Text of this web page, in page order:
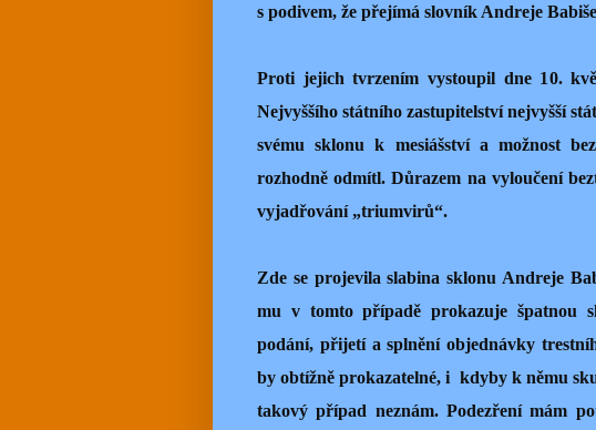
s podivem, že přejímá slovník Andreje
Proti jejich tvrzením vystoupil dne 10.
Nejvyššího státního zastupitelství nejvyšší
svému sklonu k mesiášství a možnost
rozhodně odmítl. Důrazem na vyloučení
vyjadřování „triumvirů“.
Zde se projevila slabina sklonu Andreje
mu v tomto případě prokazuje špatnou
podání, přijetí a splnění objednávky
by obtížně prokazatelné, i kdyby k němu
takový případ neznám. Podezření mám